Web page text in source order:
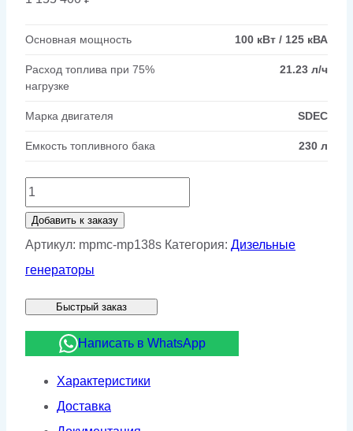
Основная мощность 100 кВт / 125 кВА
Расход топлива при 75%
нагрузке
21.23 л/ч
Марка двигателя SDEC
Емкость топливного бака 230 л
Количество
товара
Дизельный
генератор
MP138S
Добавить к заказу
Артикул: mpmc-mp138s Категория: Дизельные
генераторы
Быстрый заказ
Написать в WhatsApp
Характеристики
Доставка